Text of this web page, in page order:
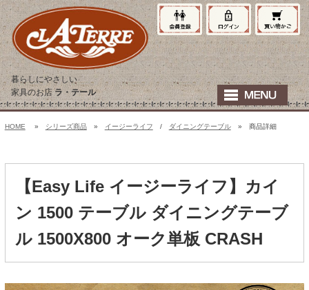
暮らしにやさしい
家具のお店ラ・テール
HOME » シリーズ商品» イージーライフ / ダイニングテーブル» 商品詳細
【Easy Life イージーライフ】カイ
ン 1500 テーブル ダイニングテーブ
ル 1500X800 オーク単板 CRASH